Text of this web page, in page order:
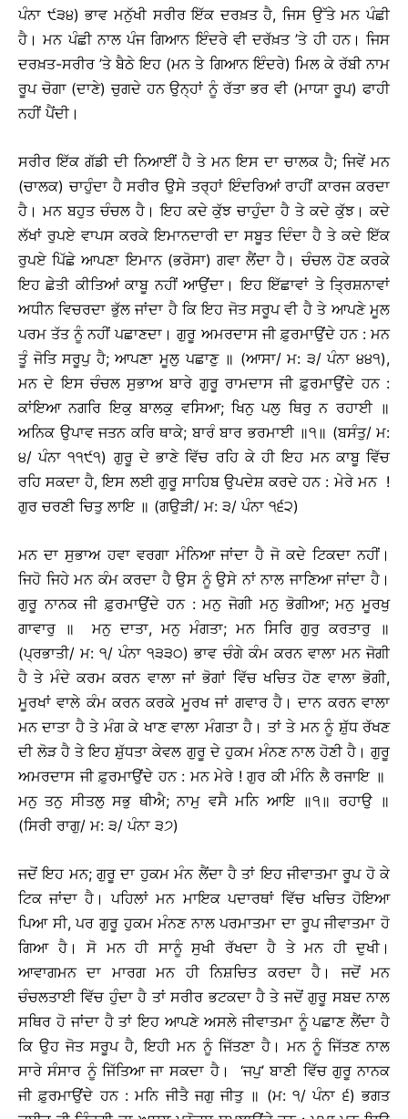
ਪੰਨਾ ੯੩੪) ਭਾਵ ਮਨੁੱਖੀ ਸਰੀਰ ਇੱਕ ਦਰਖ਼ਤ ਹੈ, ਜਿਸ ਉੱਤੇ ਮਨ ਪੰਛੀ
ਹੈ। ਮਨ ਪੰਛੀ ਨਾਲ ਪੰਜ ਗਿਆਨ ਇੰਦਰੇ ਵੀ ਦਰੱਖ਼ਤ ’ਤੇ ਹੀ ਹਨ। ਜਿਸ
ਦਰਖ਼ਤ-ਸਰੀਰ ’ਤੇ ਬੈਠੇ ਇਹ (ਮਨ ਤੇ ਗਿਆਨ ਇੰਦਰੇ) ਮਿਲ ਕੇ ਰੱਬੀ ਨਾਮ
ਰੂਪ ਚੋਗਾ (ਦਾਣੇ) ਚੁਗਦੇ ਹਨ ਉਨ੍ਹਾਂ ਨੂੰ ਰੱਤਾ ਭਰ ਵੀ (ਮਾਯਾ ਰੂਪ) ਫਾਹੀ
ਨਹੀਂ ਪੈਂਦੀ।
ਸਰੀਰ ਇੱਕ ਗੱਡੀ ਦੀ ਨਿਆਈਂ ਹੈ ਤੇ ਮਨ ਇਸ ਦਾ ਚਾਲਕ ਹੈ; ਜਿਵੇਂ ਮਨ
(ਚਾਲਕ) ਚਾਹੁੰਦਾ ਹੈ ਸਰੀਰ ਉਸੇ ਤਰ੍ਹਾਂ ਇੰਦਰਿਆਂ ਰਾਹੀਂ ਕਾਰਜ ਕਰਦਾ
ਹੈ। ਮਨ ਬਹੁਤ ਚੰਚਲ ਹੈ। ਇਹ ਕਦੇ ਕੁੱਝ ਚਾਹੁੰਦਾ ਹੈ ਤੇ ਕਦੇ ਕੁੱਝ। ਕਦੇ
ਲੱਖਾਂ ਰੁਪਏ ਵਾਪਸ ਕਰਕੇ ਇਮਾਨਦਾਰੀ ਦਾ ਸਬੂਤ ਦਿੰਦਾ ਹੈ ਤੇ ਕਦੇ ਇੱਕ
ਰੁਪਏ ਪਿੱਛੇ ਆਪਣਾ ਇਮਾਨ (ਭਰੋਸਾ) ਗਵਾ ਲੈਂਦਾ ਹੈ। ਚੰਚਲ ਹੋਣ ਕਰਕੇ
ਇਹ ਛੇਤੀ ਕੀਤਿਆਂ ਕਾਬੂ ਨਹੀਂ ਆਉਂਦਾ। ਇਹ ਇੱਛਾਵਾਂ ਤੇ ਤ੍ਰਿਸ਼ਨਾਵਾਂ
ਅਧੀਨ ਵਿਚਰਦਾ ਭੁੱਲ ਜਾਂਦਾ ਹੈ ਕਿ ਇਹ ਜੋਤ ਸਰੂਪ ਵੀ ਹੈ ਤੇ ਆਪਣੇ ਮੂਲ
ਪਰਮ ਤੱਤ ਨੂੰ ਨਹੀਂ ਪਛਾਣਦਾ। ਗੁਰੂ ਅਮਰਦਾਸ ਜੀ ਫ਼ੁਰਮਾਉਂਦੇ ਹਨ : ਮਨ
ਤੂੰ ਜੋਤਿ ਸਰੂਪੁ ਹੈ; ਆਪਣਾ ਮੂਲੁ ਪਛਾਣੁ ॥ (ਆਸਾ/ ਮ: ੩/ ਪੰਨਾ ੪੪੧),
ਮਨ ਦੇ ਇਸ ਚੰਚਲ ਸੁਭਾਅ ਬਾਰੇ ਗੁਰੂ ਰਾਮਦਾਸ ਜੀ ਫ਼ੁਰਮਾਉਂਦੇ ਹਨ :
ਕਾਂਇਆ ਨਗਰਿ ਇਕੁ ਬਾਲਕੁ ਵਸਿਆ; ਖਿਨੁ ਪਲੁ ਥਿਰੁ ਨ ਰਹਾਈ ॥
ਅਨਿਕ ਉਪਾਵ ਜਤਨ ਕਰਿ ਥਾਕੇ; ਬਾਰੰ ਬਾਰ ਭਰਮਾਈ ॥੧॥ (ਬਸੰਤੁ/ ਮ:
੪/ ਪੰਨਾ ੧੧੯੧) ਗੁਰੂ ਦੇ ਭਾਣੇ ਵਿੱਚ ਰਹਿ ਕੇ ਹੀ ਇਹ ਮਨ ਕਾਬੂ ਵਿੱਚ
ਰਹਿ ਸਕਦਾ ਹੈ, ਇਸ ਲਈ ਗੁਰੂ ਸਾਹਿਬ ਉਪਦੇਸ਼ ਕਰਦੇ ਹਨ : ਮੇਰੇ ਮਨ !
ਗੁਰ ਚਰਣੀ ਚਿਤੁ ਲਾਇ ॥ (ਗਉੜੀ/ ਮ: ੩/ ਪੰਨਾ ੧੬੨)
ਮਨ ਦਾ ਸੁਭਾਅ ਹਵਾ ਵਰਗਾ ਮੰਨਿਆ ਜਾਂਦਾ ਹੈ ਜੋ ਕਦੇ ਟਿਕਦਾ ਨਹੀਂ।
ਜਿਹੋ ਜਿਹੇ ਮਨ ਕੰਮ ਕਰਦਾ ਹੈ ਉਸ ਨੂੰ ਉਸੇ ਨਾਂ ਨਾਲ ਜਾਣਿਆ ਜਾਂਦਾ ਹੈ।
ਗੁਰੂ ਨਾਨਕ ਜੀ ਫ਼ੁਰਮਾਉਂਦੇ ਹਨ : ਮਨੁ ਜੋਗੀ ਮਨੁ ਭੋਗੀਆ; ਮਨੁ ਮੂਰਖੁ
ਗਾਵਾਰੁ ॥ ਮਨੁ ਦਾਤਾ, ਮਨੁ ਮੰਗਤਾ; ਮਨ ਸਿਰਿ ਗੁਰੁ ਕਰਤਾਰੁ ॥
(ਪ੍ਰਭਾਤੀ/ ਮ: ੧/ ਪੰਨਾ ੧੩੩੦) ਭਾਵ ਚੰਗੇ ਕੰਮ ਕਰਨ ਵਾਲਾ ਮਨ ਜੋਗੀ
ਹੈ ਤੇ ਮੰਦੇ ਕਰਮ ਕਰਨ ਵਾਲਾ ਜਾਂ ਭੋਗਾਂ ਵਿੱਚ ਖਚਿਤ ਹੋਣ ਵਾਲਾ ਭੋਗੀ,
ਮੂਰਖਾਂ ਵਾਲੇ ਕੰਮ ਕਰਨ ਕਰਕੇ ਮੂਰਖ ਜਾਂ ਗਵਾਰ ਹੈ। ਦਾਨ ਕਰਨ ਵਾਲਾ
ਮਨ ਦਾਤਾ ਹੈ ਤੇ ਮੰਗ ਕੇ ਖਾਣ ਵਾਲਾ ਮੰਗਤਾ ਹੈ। ਤਾਂ ਤੇ ਮਨ ਨੂੰ ਸ਼ੁੱਧ ਰੱਖਣ
ਦੀ ਲੋੜ ਹੈ ਤੇ ਇਹ ਸ਼ੁੱਧਤਾ ਕੇਵਲ ਗੁਰੂ ਦੇ ਹੁਕਮ ਮੰਨਣ ਨਾਲ ਹੋਣੀ ਹੈ। ਗੁਰੂ
ਅਮਰਦਾਸ ਜੀ ਫ਼ੁਰਮਾਉਂਦੇ ਹਨ : ਮਨ ਮੇਰੇ ! ਗੁਰ ਕੀ ਮੰਨਿ ਲੈ ਰਜਾਇ ॥
ਮਨੁ ਤਨੁ ਸੀਤਲੁ ਸਭੁ ਥੀਐ; ਨਾਮੁ ਵਸੈ ਮਨਿ ਆਇ ॥੧॥ ਰਹਾਉ ॥
(ਸਿਰੀ ਰਾਗੁ/ ਮ: ੩/ ਪੰਨਾ ੩੭)
ਜਦੋਂ ਇਹ ਮਨ; ਗੁਰੂ ਦਾ ਹੁਕਮ ਮੰਨ ਲੈਂਦਾ ਹੈ ਤਾਂ ਇਹ ਜੀਵਾਤਮਾ ਰੂਪ ਹੋ ਕੇ
ਟਿਕ ਜਾਂਦਾ ਹੈ। ਪਹਿਲਾਂ ਮਨ ਮਾਇਕ ਪਦਾਰਥਾਂ ਵਿੱਚ ਖਚਿਤ ਹੋਇਆ
ਪਿਆ ਸੀ, ਪਰ ਗੁਰੂ ਹੁਕਮ ਮੰਨਣ ਨਾਲ ਪਰਮਾਤਮਾ ਦਾ ਰੂਪ ਜੀਵਾਤਮਾ ਹੋ
ਗਿਆ ਹੈ। ਸੋ ਮਨ ਹੀ ਸਾਨੂੰ ਸੁਖੀ ਰੱਖਦਾ ਹੈ ਤੇ ਮਨ ਹੀ ਦੁਖੀ।
ਆਵਾਗਮਨ ਦਾ ਮਾਰਗ ਮਨ ਹੀ ਨਿਸ਼ਚਿਤ ਕਰਦਾ ਹੈ। ਜਦੋਂ ਮਨ
ਚੰਚਲਤਾਈ ਵਿੱਚ ਹੁੰਦਾ ਹੈ ਤਾਂ ਸਰੀਰ ਭਟਕਦਾ ਹੈ ਤੇ ਜਦੋਂ ਗੁਰੂ ਸਬਦ ਨਾਲ
ਸਥਿਰ ਹੋ ਜਾਂਦਾ ਹੈ ਤਾਂ ਇਹ ਆਪਣੇ ਅਸਲੇ ਜੀਵਾਤਮਾ ਨੂੰ ਪਛਾਣ ਲੈਂਦਾ ਹੈ
ਕਿ ਉਹ ਜੋਤ ਸਰੂਪ ਹੈ, ਇਹੀ ਮਨ ਨੂੰ ਜਿੱਤਣਾ ਹੈ। ਮਨ ਨੂੰ ਜਿੱਤਣ ਨਾਲ
ਸਾਰੇ ਸੰਸਾਰ ਨੂੰ ਜਿੱਤਿਆ ਜਾ ਸਕਦਾ ਹੈ। ‘ਜਪੁ’ ਬਾਣੀ ਵਿੱਚ ਗੁਰੂ ਨਾਨਕ
ਜੀ ਫ਼ੁਰਮਾਉਂਦੇ ਹਨ : ਮਨਿ ਜੀਤੈ ਜਗੁ ਜੀਤੁ ॥ (ਮ: ੧/ ਪੰਨਾ ੬) ਭਗਤ